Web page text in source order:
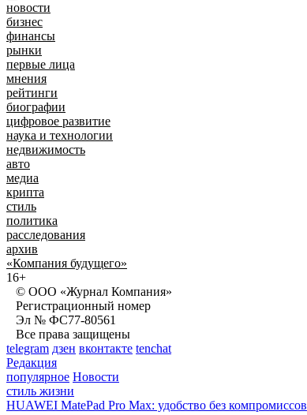
новости
бизнес
финансы
рынки
первые лица
мнения
рейтинги
биографии
цифровое развитие
наука и технологии
недвижимость
авто
медиа
крипта
стиль
политика
расследования
архив
«Компания будущего»
16+
© ООО «Журнал Компания»
Регистрационный номер
Эл № ФС77-80561
Все права защищены
telegram дзен вконтакте tenchat
Редакция
популярное Новости
стиль жизни
HUAWEI MatePad Pro Max: удобство без компромиссов